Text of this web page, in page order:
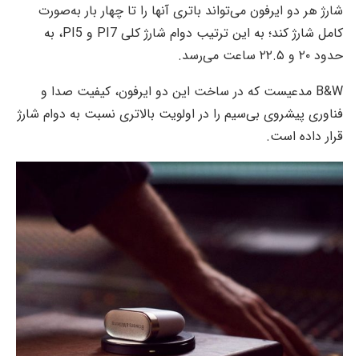
شارژ هر دو ایرفون می‌تواند باتری آنها را تا چهار بار به‌صورت
کامل شارژ کند؛ به این ترتیب دوام شارژ کلی PI7 و PI5، به
حدود ۲۰ و ۲۲.۵ ساعت می‌رسد.
B&W مدعیست که در ساخت این دو ایرفون، کیفیت صدا و
فناوری پیشروی بی‌سیم را در اولویت بالاتری نسبت به دوام شارژ
قرار داده است.